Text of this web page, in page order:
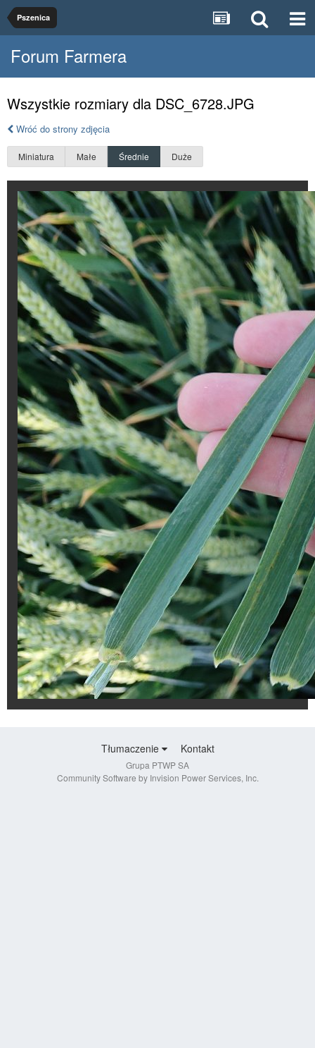
Pszenica
Forum Farmera
Wszystkie rozmiary dla DSC_6728.JPG
Wróć do strony zdjęcia
Miniatura Małe Średnie Duże
Tłumaczenie Kontakt
Grupa PTWP SA
Community Software by Invision Power Services, Inc.